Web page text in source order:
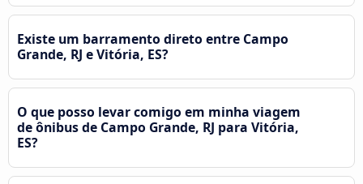
Existe um barramento direto entre Campo
Grande, RJ e Vitória, ES?
O que posso levar comigo em minha viagem
de ônibus de Campo Grande, RJ para Vitória,
ES?